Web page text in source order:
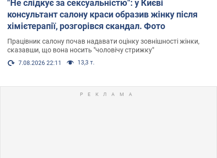
"Не слідкує за сексуальністю": у Києві
консультант салону краси образив жінку після
хімієтерапії, розгорівся скандал. Фото
Працівник салону почав надавати оцінку зовнішності жінки,
сказавши, що вона носить "чоловічу стрижку"
7.08.2026 22:11 13,3 т.